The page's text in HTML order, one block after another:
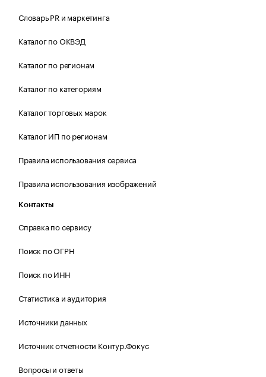
Словарь PR и маркетинга
Каталог по ОКВЭД
Каталог по регионам
Каталог по категориям
Каталог торговых марок
Каталог ИП по регионам
Правила использования сервиса
Правила использования изображений
Контакты
Справка по сервису
Поиск по ОГРН
Поиск по ИНН
Статистика и аудитория
Источники данных
Источник отчетности Контур.Фокус
Вопросы и ответы